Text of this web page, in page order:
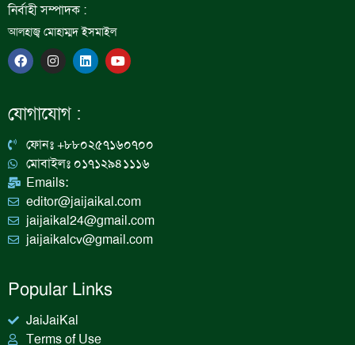
নির্বাহী সম্পাদক :
আলহাজ্ব মোহাম্মদ ইসমাইল
F
a
c
b
o
I
n
s
a
g
a
m
L
i
n
n
Y
o
u
যোগাযোগ :
ফোনঃ +৮৮০২৫৭১৬০৭০০
মোবাইলঃ ০১৭১২৯৪১১১৬
Emails:
editor@jaijaikal.com
jaijaikal24@gmail.com
jaijaikalcv@gmail.com
Popular Links
JaiJaiKal
Terms of Use